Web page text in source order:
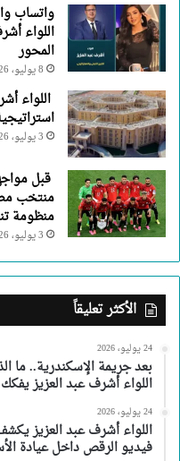
واتساب
اللواء
المحور
8 يوليو، 2026
اللواء
3 يوليو، 2026
قبل
منتخب
منظومة
3 يوليو، 2026
الأكثر تعليقاً
24 يوليو، 2026
بعد جريمة الإسكندرية.. ما
اللواء أشرف عبد العزيز
24 يوليو، 2026
اللواء أشرف عبد العزيز
فيديو الرقص داخل عيادة